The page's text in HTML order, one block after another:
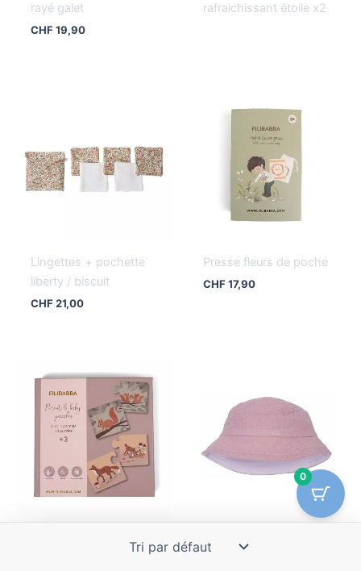
rayé galet
CHF19,90
rafraichissant étoile x2
Lingettes + pochette
liberty / biscuit
CHF21,00
Presse fleurs de poche
CHF17,90
pétale
0